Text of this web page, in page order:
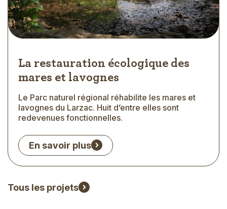
La restauration écologique des
mares et lavognes
Extrait
Le Parc naturel régional réhabilite les mares et
lavognes du Larzac. Huit d’entre elles sont
redevenues fonctionnelles.
En savoir plus
Tous les projets